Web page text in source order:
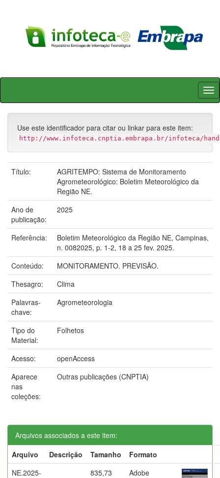
Skip
Use este identificador para citar ou linkar para este item:
http://www.infoteca.cnptia.embrapa.br/infoteca/
Título:
AGRITEMPO: Sistema de Monitoramento
Agrometeorológico: Boletim Meteorológico da
Região NE.
Ano de
publicação:
2025
Referência:
Boletim Meteorológico da Região NE, Campinas,
n. 0082025, p. 1-2, 18 a 25 fev. 2025.
Conteúdo:
MONITORAMENTO. PREVISÃO.
Thesagro:
Clima
Palavras-
chave:
Agrometeorologia
Tipo do
Material:
Folhetos
Acesso:
openAccess
Aparece
nas
coleções:
Outras publicações (CNPTIA)
Arquivos associados a este item:
Arquivo
Descrição Tamanho
Formato
NE.2025-
835,73
Adobe